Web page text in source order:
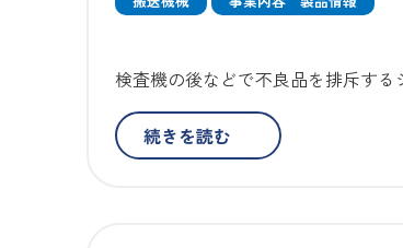
検査機の後などで不良品を排斥す
続きを読む